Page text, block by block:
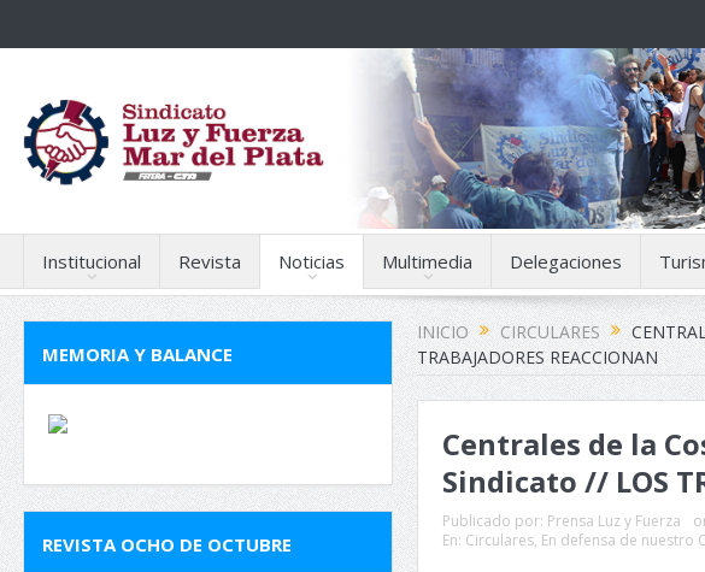
Institucional Revista Noticias Multimedia Delegaciones
INICIO CIRCULARES
TRABAJADORES REACCIONAN
Centrales de la
Sindicato // LOS
Publicado por: Prensa Luz y Fuerza
En: Circulares, En defensa de nuestro
MEMORIA Y BALANCE
REVISTA OCHO DE OCTUBRE